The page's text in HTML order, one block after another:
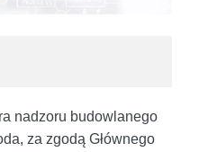
nadzoru budowlanego
za zgodą Głównego